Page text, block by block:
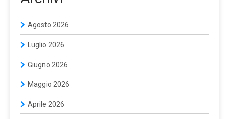
Agosto 2026
Luglio 2026
Giugno 2026
Maggio 2026
Aprile 2026